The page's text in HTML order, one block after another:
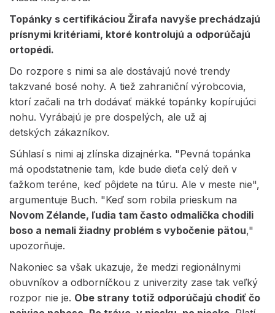
Topánky s certifikáciou Žirafa navyše prechádzajú
prísnymi kritériami, ktoré kontrolujú a odporúčajú
ortopédi.
Do rozpore s nimi sa ale dostávajú nové trendy
takzvané bosé nohy. A tiež zahraniční výrobcovia,
ktorí začali na trh dodávať mäkké topánky kopírujúci
nohu. Vyrábajú je pre dospelých, ale už aj
detských zákazníkov.
Súhlasí s nimi aj zlínska dizajnérka. "Pevná topánka
má opodstatnenie tam, kde bude dieťa celý deň v
ťažkom teréne, keď pôjdete na túru. Ale v meste nie",
argumentuje Buch. "Keď som robila prieskum na
Novom Zélande, ľudia tam často odmalička chodili
boso a nemali žiadny problém s vybočenie pätou,"
upozorňuje.
Nakoniec sa však ukazuje, že medzi regionálnymi
obuvníkov a odborníčkou z univerzity zase tak veľký
rozpor nie je. Obe strany totiž odporúčajú chodiť čo